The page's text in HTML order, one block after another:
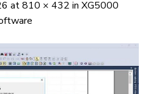
at810 × 432 in XG5000